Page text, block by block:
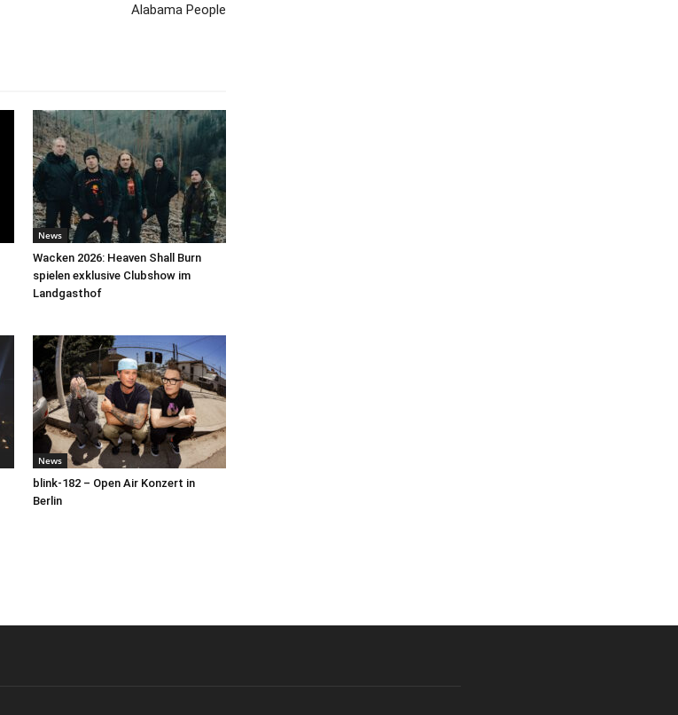
Alabama People
News
Wacken 2026: Heaven Shall Burn
spielen exklusive Clubshow im
Landgasthof
News
blink-182 – Open Air Konzert in
Berlin